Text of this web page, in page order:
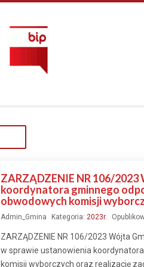
ZARZĄDZENIE NR 106/
koordynatora gminnego
obwodowych komisji
Admin_Gmina Kategoria: 2023r.
ZARZĄDZENIE NR 106/2023 Wójta
w sprawie ustanowienia
komisji wyborczych oraz realizację